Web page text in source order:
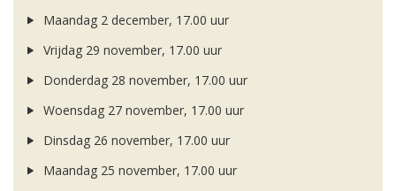
Maandag 2 december, 17.00 uur
Vrijdag 29 november, 17.00 uur
Donderdag 28 november, 17.00 uur
Woensdag 27 november, 17.00 uur
Dinsdag 26 november, 17.00 uur
Maandag 25 november, 17.00 uur